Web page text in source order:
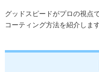
グッドスピードがプロの視点
コーティング方法を紹介します